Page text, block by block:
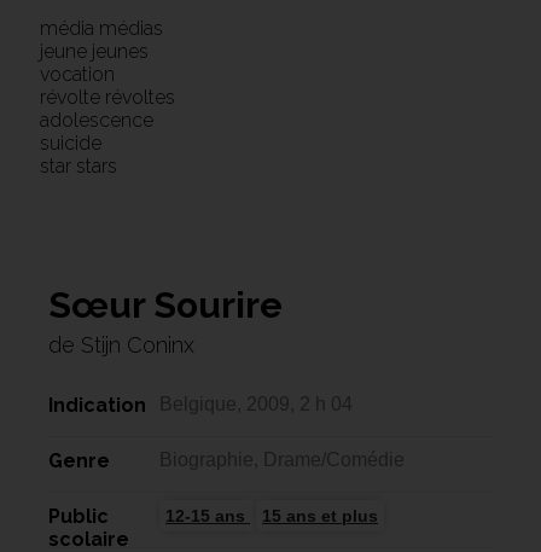
média médias
jeune jeunes
vocation
révolte révoltes
adolescence
suicide
star stars
Sœur Sourire
de Stijn Coninx
Indication Belgique, 2009, 2 h 04
Genre Biographie, Drame/Comédie
Public
scolaire
12-15 ans 15 ans et plus